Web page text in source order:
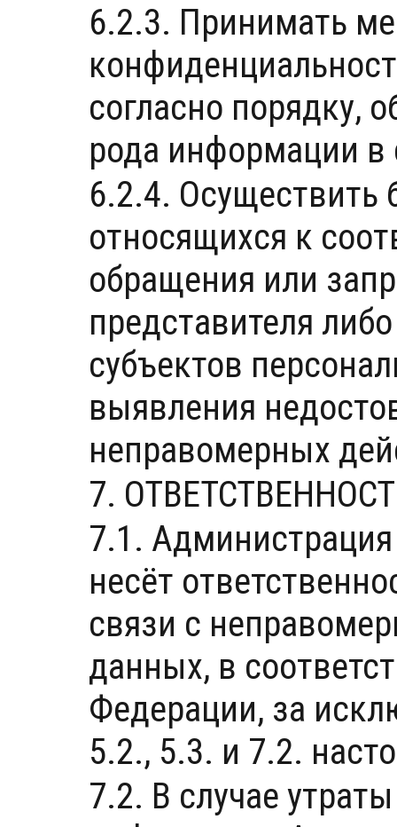
6.2.3. Принимать
согласно порядку,
рода информации
6.2.4. Осуществить
относящихся к
обращения или
представителя
субъектов
выявления
неправомерных
7.
7.1. Администрация
несёт
связи с
данных, в
Федерации, за
5.2., 5.3. и 7.2.
7.2. В случае